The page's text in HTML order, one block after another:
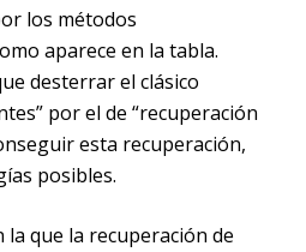
los métodos
aparece en la tabla.
desterrar el clásico
por el de “recuperación
esta recuperación,
posibles.
la que la recuperación de